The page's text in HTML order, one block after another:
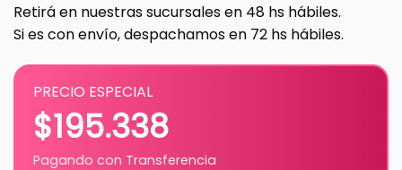
Retirá en nuestras sucursales en 48 hs hábiles.
Si es con envío, despachamos en 72 hs hábiles.
PRECIO ESPECIAL
$195.338
Pagando con Transferencia